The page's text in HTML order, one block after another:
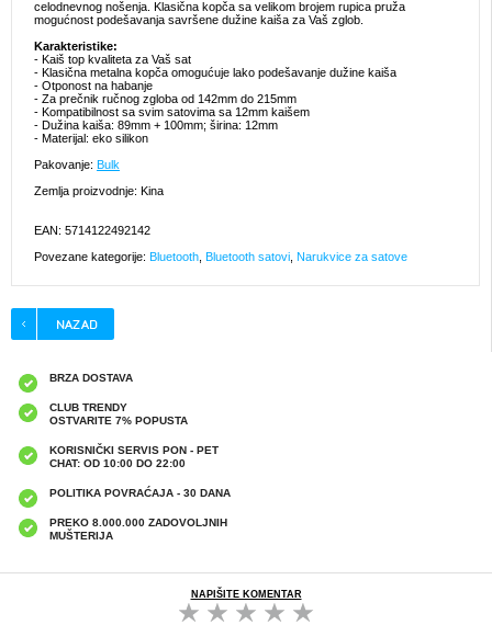
celodnevnog nošenja. Klasična kopča sa velikom brojem rupica pruža
mogućnost podešavanja savršene dužine kaiša za Vaš zglob.
Karakteristike:
- Kaiš top kvaliteta za Vaš sat
- Klasična metalna kopča omogućuje lako podešavanje dužine kaiša
- Otponost na habanje
- Za prečnik ručnog zgloba od 142mm do 215mm
- Kompatibilnost sa svim satovima sa 12mm kaišem
- Dužina kaiša: 89mm + 100mm; širina: 12mm
- Materijal: eko silikon
Pakovanje: Bulk
Zemlja proizvodnje: Kina
EAN: 5714122492142
Povezane kategorije: Bluetooth Bluetooth satovi Narukvice za satove
BRZA DOSTAVA
CLUB TRENDY
OSTVARITE 7% POPUSTA
KORISNIČKI SERVIS PON - PET
CHAT: OD 10:00 DO 22:00
POLITIKA POVRAĆAJA - 30 DANA
PREKO 8.000.000 ZADOVOLJNIH
MUŠTERIJA
NAPIŠITE KOMENTAR